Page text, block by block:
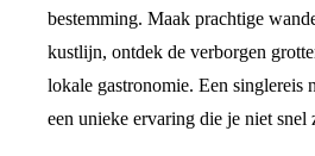
bestemming. Maak prachtige
kustlijn, ontdek de verborgen
lokale gastronomie. Een singlereis
een unieke ervaring die je niet snel